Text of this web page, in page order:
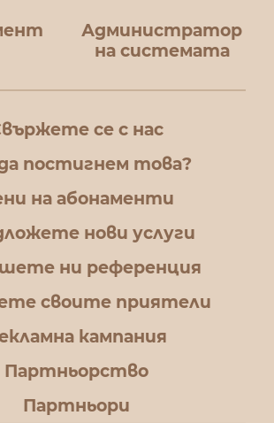
Администратор
на системата
се с нас
постигнем това?
на абонаменти
нови услуги
ни референция
своите приятели
кампания
Партньорство
Партньори